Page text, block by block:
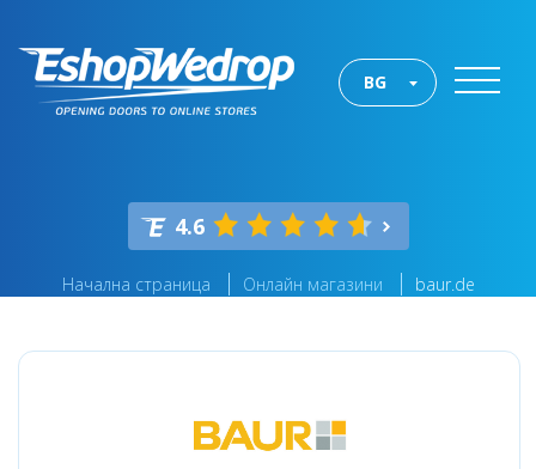
BG
4.6
Начална страница Онлайн магазини baur.de